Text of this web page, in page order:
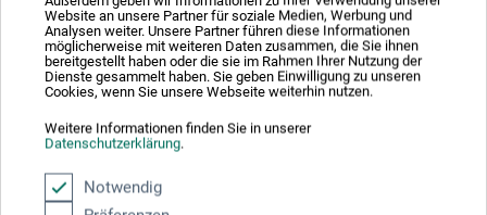
Website an unsere Partner für soziale Medien, Werbung und
Analysen weiter. Unsere Partner führen diese Informationen
möglicherweise mit weiteren Daten zusammen, die Sie ihnen
bereitgestellt haben oder die sie im Rahmen Ihrer Nutzung der
Dienste gesammelt haben. Sie geben Einwilligung zu unseren
Cookies, wenn Sie unsere Webseite weiterhin nutzen.
Weitere Informationen finden Sie in unserer
Datenschutzerklärung.
Notwendig